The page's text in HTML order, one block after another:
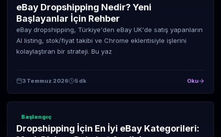
eBay Dropshipping Nedir? Yeni
Başlayanlar İçin Rehber
eBay dropshipping, Türkiye'den eBay UK'de satış yapanların
AI listing, stok/fiyat takibi ve Chrome eklentisiyle işlerini
kolaylaştıran bir strateji. Bu yaz
3 Temmuz 2026 5 dk Oku
Başlangıç
Dropshipping İçin En İyi eBay Kategorileri: